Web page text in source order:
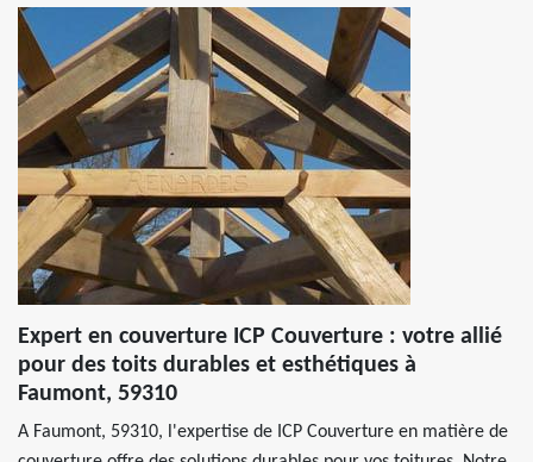
Expert en couverture ICP Couverture : votre allié
pour des toits durables et esthétiques à
Faumont, 59310
A Faumont, 59310, l'expertise de ICP Couverture en matière de